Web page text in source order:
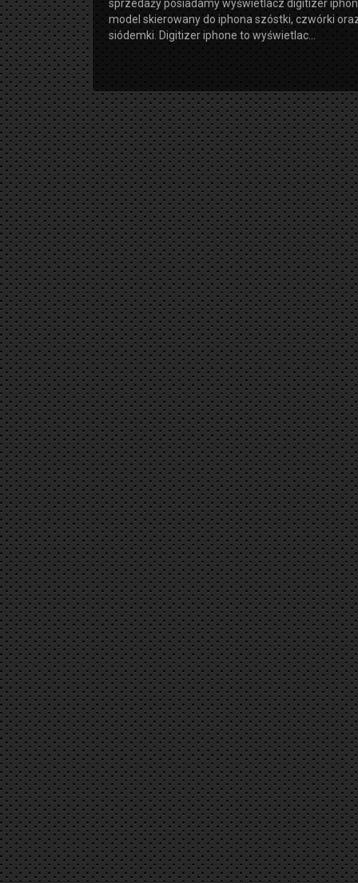
sprzedaży posiadamy wyświetlacz digitizer
model skierowany do iphona szóstki, czwórki
siódemki. Digitizer iphone to wyświetlac...